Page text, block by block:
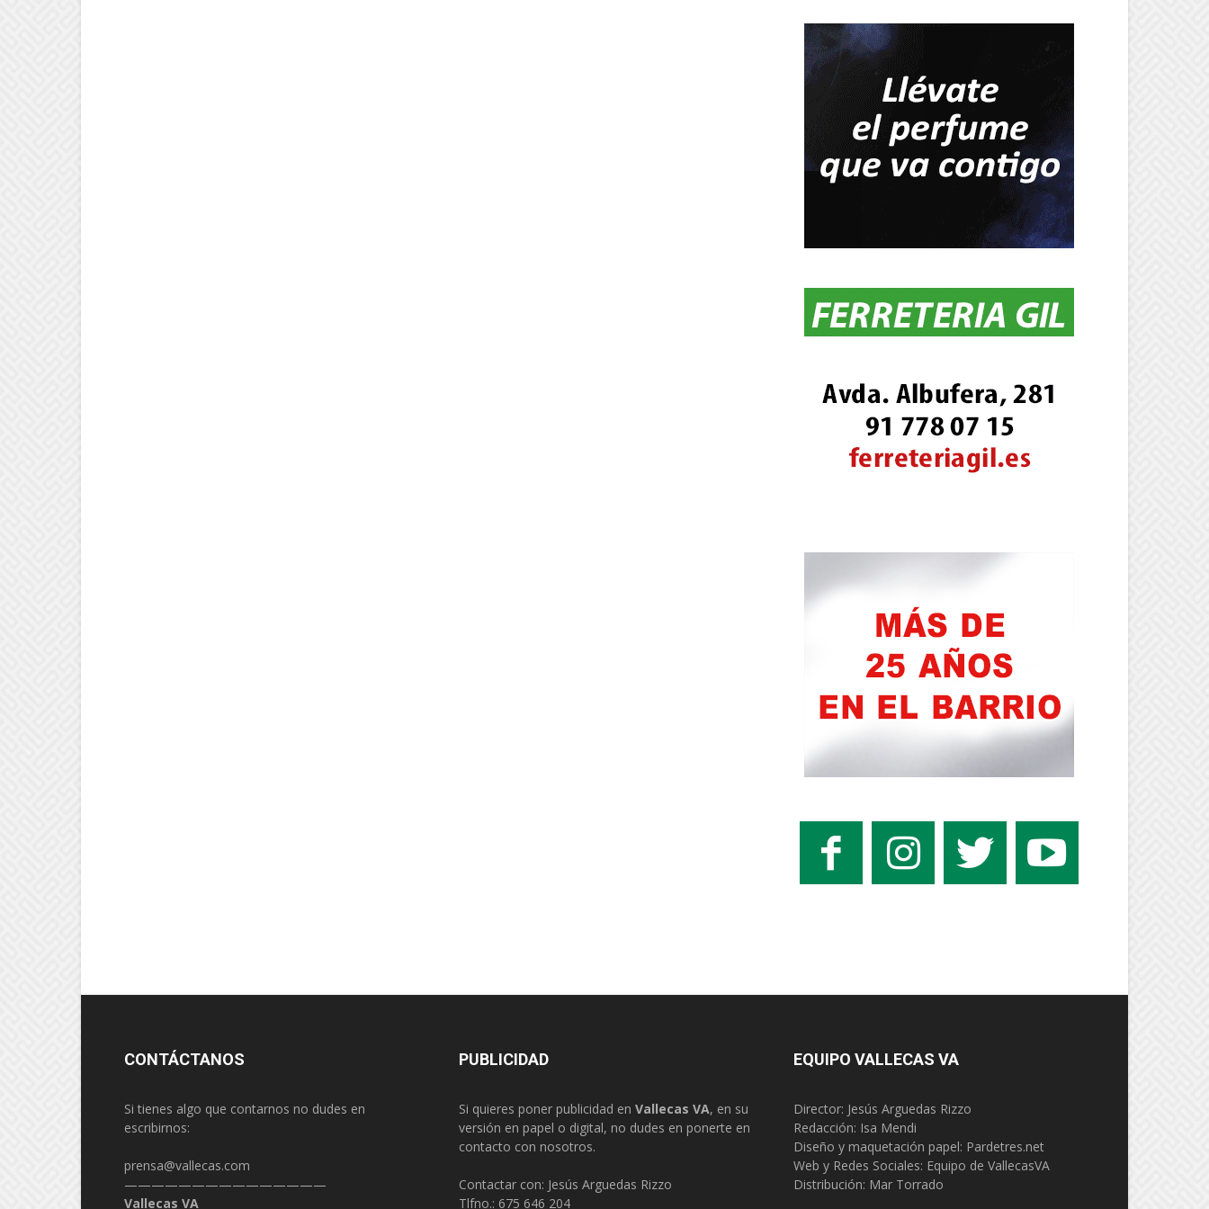
CONTÁCTANOS
Si tienes algo que contarnos no dudes en
escribirnos:
prensa@vallecas.com
———————————————
Vallecas VA
PUBLICIDAD
Si quieres poner publicidad en Vallecas VA, en su
versión en papel o digital, no dudes en ponerte en
contacto con nosotros.
Contactar con: Jesús Arguedas Rizzo
Tlfno.: 675 646 204
EQUIPO VALLECAS VA
Director: Jesús Arguedas Rizzo
Redacción: Isa Mendi
Diseño y maquetación papel: Pardetres.net
Web y Redes Sociales: Equipo de VallecasVA
Distribución: Mar Torrado